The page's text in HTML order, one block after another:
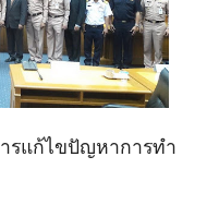
ารแก้ไขปัญหาการทำ